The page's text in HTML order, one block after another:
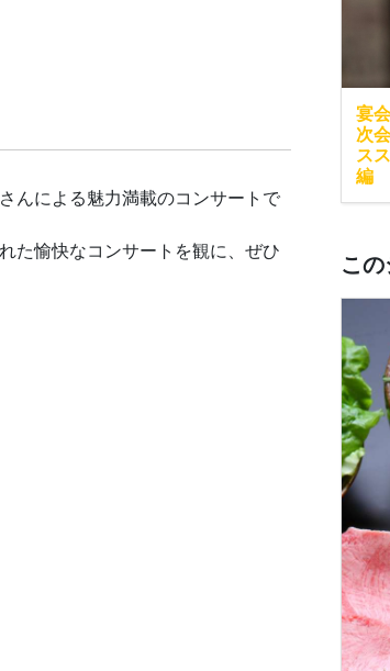
んによる魅力満載のコンサートで
た愉快なコンサートを観に、ぜひ
宴
次
ス
編
こ